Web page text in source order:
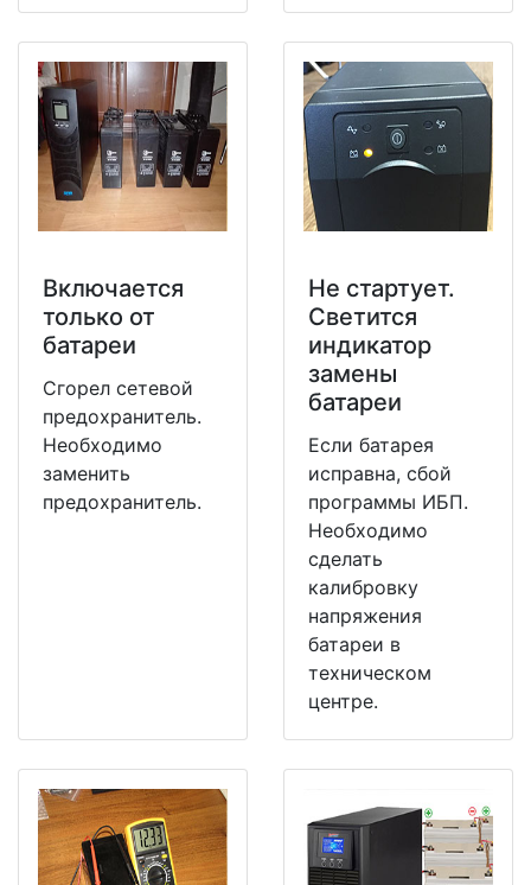
Включается
только от
батареи
Сгорел сетевой
предохранитель.
Необходимо
заменить
предохранитель.
Не стартует.
Светится
индикатор
замены
батареи
Если батарея
исправна, сбой
программы ИБП.
Необходимо
сделать
калибровку
напряжения
батареи в
техническом
центре.